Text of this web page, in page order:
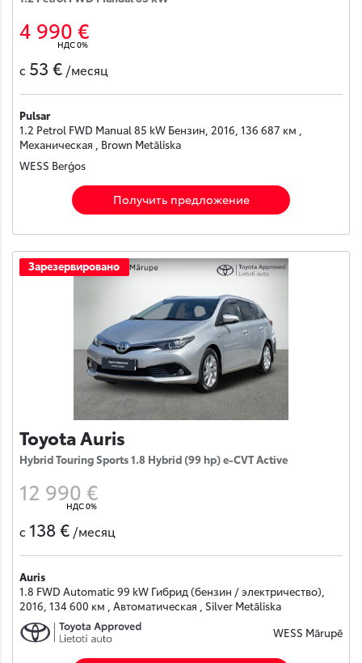
4 990 €
НДС 0%
с 53 € /месяц
Pulsar
1.2 Petrol FWD Manual 85 kW Бензин, 2016, 136 687 км ,
Механическая , Brown Metāliska
WESS Berģos
Получить предложение
Зарезервировано
Toyota Auris
Hybrid Touring Sports 1.8 Hybrid (99 hp) e-CVT Active
12 990 €
НДС 0%
с 138 € /месяц
Auris
1.8 FWD Automatic 99 kW Гибрид (бензин / электричество),
2016, 134 600 км , Автоматическая , Silver Metāliska
WESS Mārupē